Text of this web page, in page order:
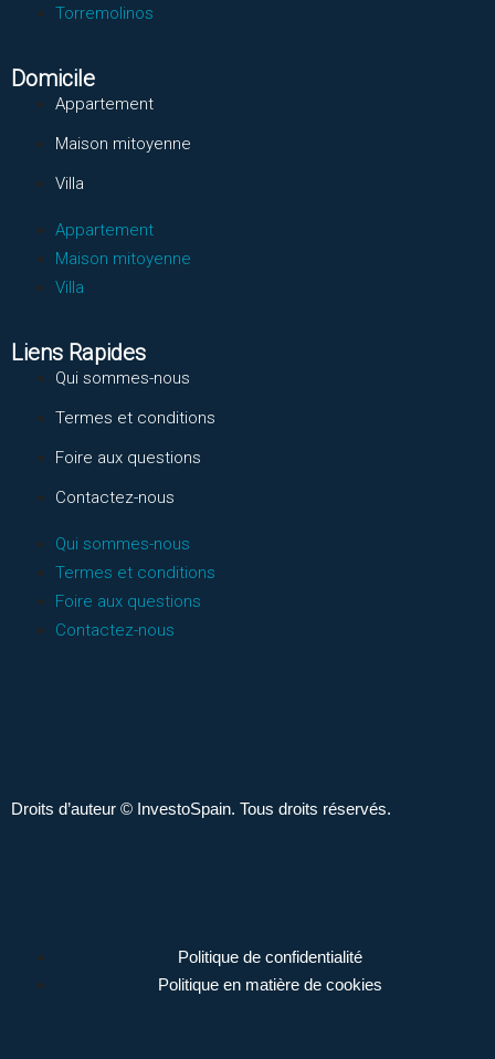
Torremolinos
Domicile
Appartement
Maison mitoyenne
Villa
Appartement
Maison mitoyenne
Villa
Liens Rapides
Qui sommes-nous
Termes et conditions
Foire aux questions
Contactez-nous
Qui sommes-nous
Termes et conditions
Foire aux questions
Contactez-nous
Droits d’auteur © InvestoSpain. Tous droits réservés.
Politique de confidentialité
Politique en matière de cookies